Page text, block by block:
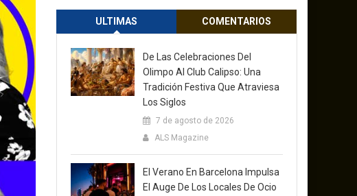
ULTIMAS COMENTARIOS
De Las Celebraciones Del
Olimpo Al Club Calipso: Una
Tradición Festiva Que Atraviesa
Los Siglos
7 de agosto de 2026
ALS Magazine
El Verano En Barcelona Impulsa
El Auge De Los Locales De Ocio